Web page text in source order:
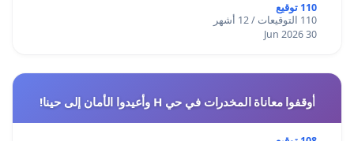
110 توقيع
110 التوقيعات / 12 أشهر
30 Jun 2026
أوقفوا معاناة المخدرات في حي H وأعيدوا الأمان إلى حينا!